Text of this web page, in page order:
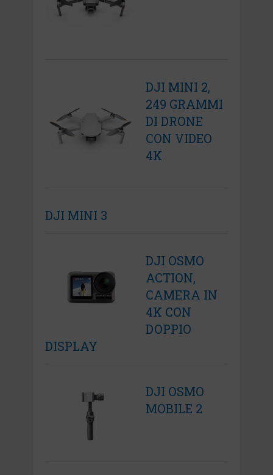
DJI MINI 2,
249 GRAMMI
DI DRONE
CON VIDEO
4K
DJI MINI 3
DJI OSMO
ACTION,
CAMERA IN
4K CON
DOPPIO
DISPLAY
DJI OSMO
MOBILE 2